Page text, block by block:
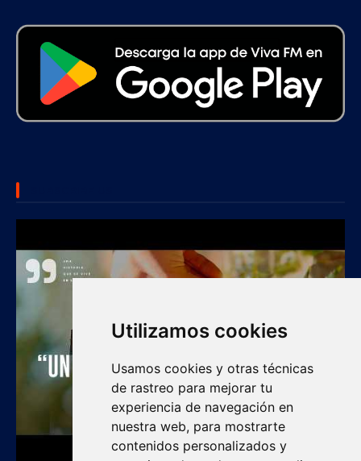
Utilizamos cookies
Usamos cookies y otras técnicas
de rastreo para mejorar tu
experiencia de navegación en
nuestra web, para mostrarte
contenidos personalizados y